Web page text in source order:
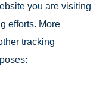
you are visiting
efforts. More
tracking